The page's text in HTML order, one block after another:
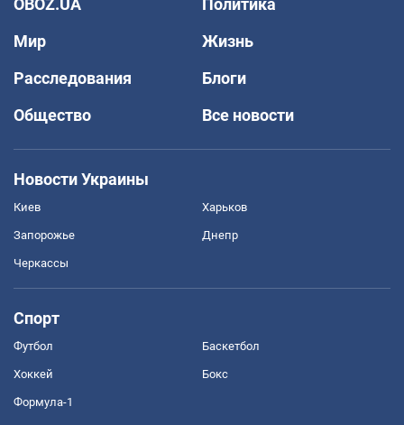
Мир
Жизнь
Расследования
Блоги
Общество
Все новости
Новости Украины
Киев Харьков
Запорожье Днепр
Черкассы
Спорт
Футбол Баскетбол
Хоккей Бокс
Формула-1